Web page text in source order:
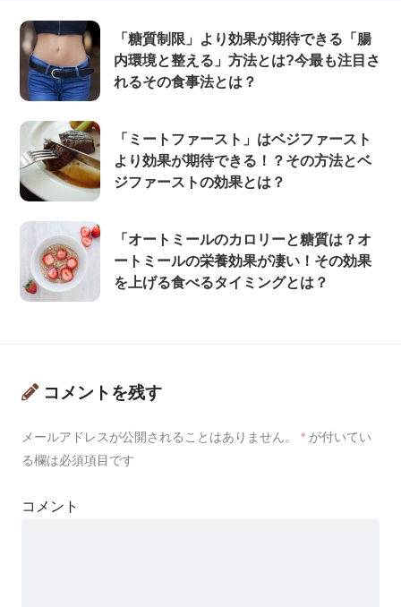
「糖質制限」より効果が期待できる「腸
内環境と整える」方法とは?今最も注目さ
れるその食事法とは？
「ミートファースト」はベジファースト
より効果が期待できる！？その方法とベ
ジファーストの効果とは？
「オートミールのカロリーと糖質は？オ
ートミールの栄養効果が凄い！その効果
を上げる食べるタイミングとは？
コメントを残す
メールアドレスが公開されることはありません。 * が付いてい
る欄は必須項目です
コメント